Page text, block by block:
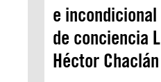
e
de conciencia
Héctor Chaclán